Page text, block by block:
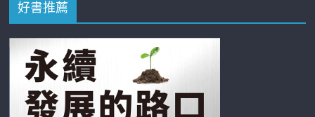
好書推薦